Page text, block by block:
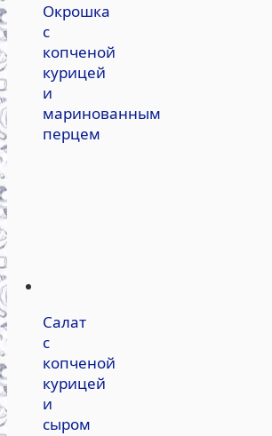
Окрошка
с
копченой
курицей
и
маринованным
перцем
Салат
с
копченой
курицей
и
сыром